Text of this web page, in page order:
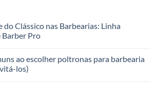
do Clássico nas Barbearias: Linha
Pro
ao escolher poltronas para barbearia
los)